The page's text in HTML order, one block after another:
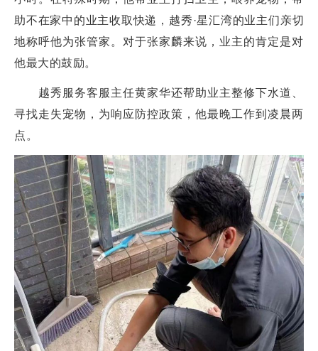
助不在家中的业主收取快递，越秀·星汇湾的业主们亲切
地称呼他为张管家。对于张家麟来说，业主的肯定是对
他最大的鼓励。
越秀服务客服主任黄家华还帮助业主整修下水道、
寻找走失宠物，为响应防控政策，他最晚工作到凌晨两
点。